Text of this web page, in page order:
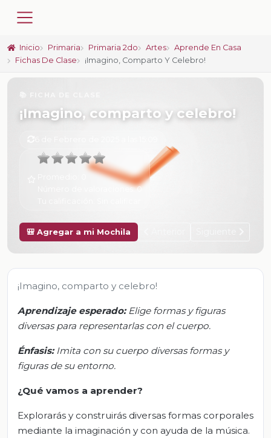
Inicio Primaria Primaria 2do Artes
Aprende En Casa
Fichas De Clase
¡Imagino, Comparto Y Celebro!
¡Imagino, comparto y celebro!
Número de valoraciones:0
🎒 Agregar a mi Mochila
¡Imagino, comparto y celebro!
Aprendizaje esperado:Elige formas y figuras
diversas para representarlas con el cuerpo.
Énfasis:Imita con su cuerpo diversas formas y
figuras de su entorno.
¿Qué vamos a aprender?
Explorarás y construirás diversas formas corporales
mediante la imaginación y con ayuda de la música.